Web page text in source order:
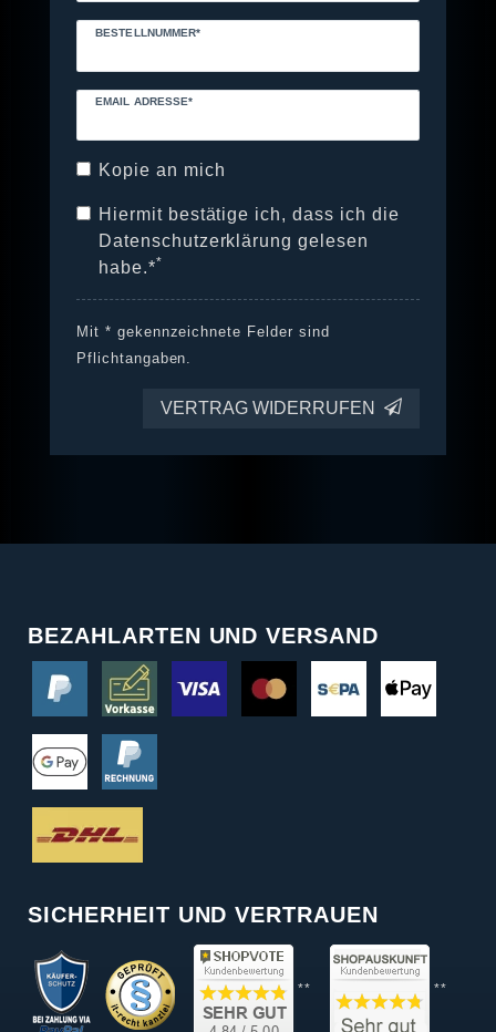
BESTELLNUMMER*
EMAIL ADRESSE*
Kopie an mich
Hiermit bestätige ich, dass ich die
Daten­schutz­erklärung gelesen
habe.**
Mit * gekennzeichnete Felder sind
Pflichtangaben.
VERTRAG WIDERRUFEN
BEZAHLARTEN UND VERSAND
SICHERHEIT UND VERTRAUEN
** **